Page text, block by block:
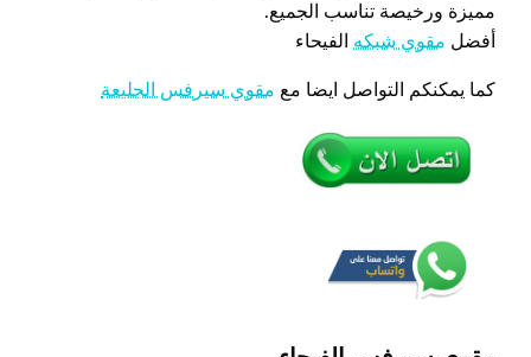
مميزة ورخيصة تناسب الجميع.
أفضل مقوي شبكه الفيحاء
كما يمكنكم التواصل ايضا مع مقوي سيرفس الجليعة